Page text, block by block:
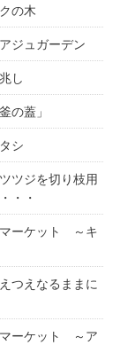
の木
ジュガーデン
し
の蓋」
シ
ツジを切り枝用
・・
ーケット ～キ
つえなるままに
ーケット ～ア